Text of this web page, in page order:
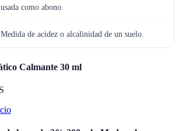
usada como abono.
Medida de acidez o alcalinidad de un suelo.
Calmante 30 ml